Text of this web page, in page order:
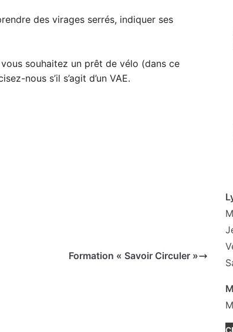
des virages serrés, indiquer ses
souhaitez un prêt de vélo (dans ce
nous s’il s’agit d’un VAE.
Formation « Savoir Circuler »